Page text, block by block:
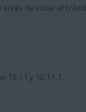
antes de iniciar el
10.11 y 10.11.1.